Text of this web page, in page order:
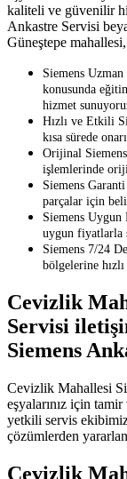
kaliteli ve güvenilir
Ankastre Servisi
Güneştepe
Siemens
konusunda
hizmet
Hızlı ve Etkili
kısa sürede
Orijinal
işlemlerinde
Siemens
parçalar için
Siemens
uygun fiyatlarla
Siemens 7/24
bölgelerine
Cevizlik
Servisi
Siemens
Cevizlik Mahallesi
eşyalarınız için
yetkili servis
çözümlerden
Cevizlik